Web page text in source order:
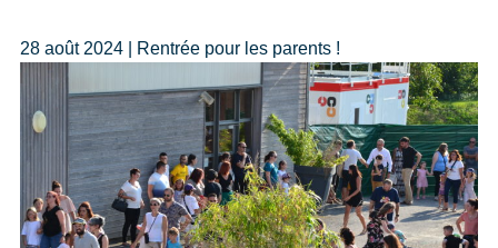
28 août 2024 | Rentrée pour les parents !